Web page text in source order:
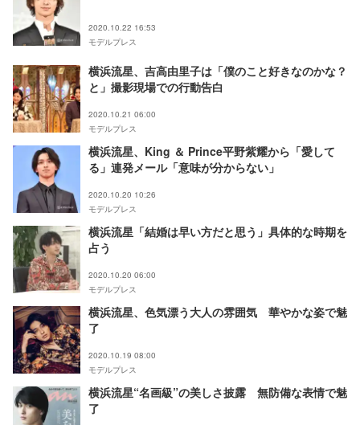
2020.10.22 16:53
モデルプレス
横浜流星、吉高由里子は「僕のこと好きなのかな？
と」撮影現場での行動告白
2020.10.21 06:00
モデルプレス
横浜流星、King ＆ Prince平野紫耀から「愛して
る」連発メール「意味が分からない」
2020.10.20 10:26
モデルプレス
横浜流星「結婚は早い方だと思う」具体的な時期を
占う
2020.10.20 06:00
モデルプレス
横浜流星、色気漂う大人の雰囲気 華やかな姿で魅
了
2020.10.19 08:00
モデルプレス
横浜流星“名画級”の美しさ披露 無防備な表情で魅
了